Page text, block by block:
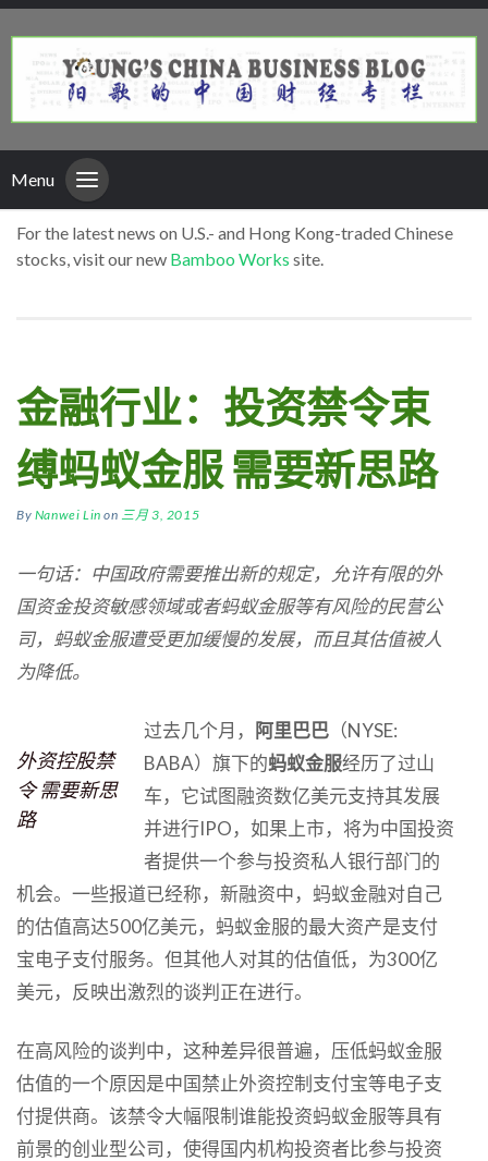
Menu
For the latest news on U.S.- and Hong Kong-traded Chinese
stocks, visit our new Bamboo Works site.
金融行业：投资禁令束
缚蚂蚁金服 需要新思路
By Nanwei Lin on 三月 3, 2015
一句话：中国政府需要推出新的规定，允许有限的外
国资金投资敏感领域或者蚂蚁金服等有风险的民营公
司，蚂蚁金服遭受更加缓慢的发展，而且其估值被人
为降低。
外资控股禁
令 需要新思
路
过去几个月， 阿里巴巴 （NYSE:
BABA）旗下的蚂蚁金服经历了过山
车，它试图融资数亿美元支持其发展
并进行IPO，如果上市，将为中国投资
者提供一个参与投资私人银行部门的
机会。一些报道已经称，新融资中，蚂蚁金融对自己
的估值高达500亿美元，蚂蚁金服的最大资产是支付
宝电子支付服务。但其他人对其的估值低，为300亿
美元，反映出激烈的谈判正在进行。
在高风险的谈判中，这种差异很普遍，压低蚂蚁金服
估值的一个原因是中国禁止外资控制支付宝等电子支
付提供商。该禁令大幅限制谁能投资蚂蚁金服等具有
前景的创业型公司，使得国内机构投资者比参与投资